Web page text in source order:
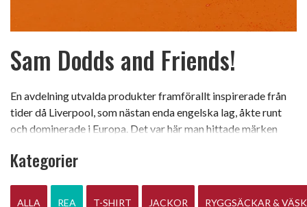
Sam Dodds and Friends!
En avdelning utvalda produkter framförallt inspirerade från
tider då Liverpool, som nästan enda engelska lag, åkte runt
och dominerade i Europa. Det var här man hittade märken
växte fram bland dom resande supportrarna och som faktiskt
Kategorier
ALLA REA T-SHIRT JACKOR RYGGSÄCKAR &